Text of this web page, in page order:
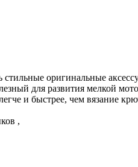
стильные оригинальные
для развития мелкой
и быстрее, чем вязание
,